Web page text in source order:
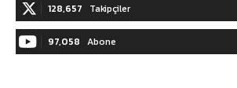
128,657 Takipçiler
97,058 Abone